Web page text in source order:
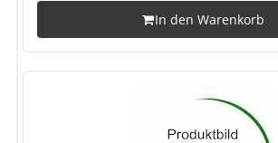
In den Warenkorb